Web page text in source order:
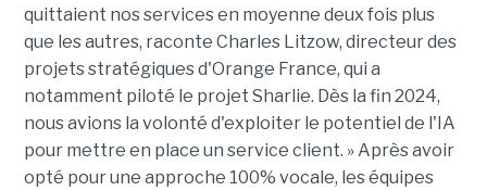
quittaient nos services en moyenne deux fois plus
que les autres, raconte Charles Litzow, directeur des
projets stratégiques d'Orange France, qui a
notamment piloté le projet Sharlie. Dès la fin 2024,
nous avions la volonté d'exploiter le potentiel de l'IA
pour mettre en place un service client. » Après avoir
opté pour une approche 100% vocale, les équipes